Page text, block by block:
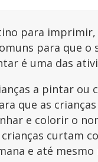
para
para que o
é uma das
a pintar ou
que as
e colorir o
curtam
e até